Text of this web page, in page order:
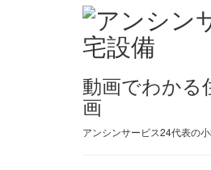
動画でわかる
画
アンシンサービス24代表の